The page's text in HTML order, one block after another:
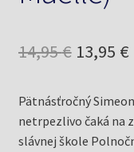
14,95€ Pôvodná
bola:
14,95 €.
13,95 €
Pätnásťročný
netrpezlivo čaká na
slávnej škole